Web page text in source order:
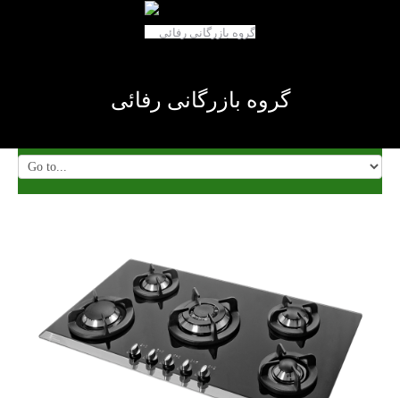
گروه بازرگانی رفائی